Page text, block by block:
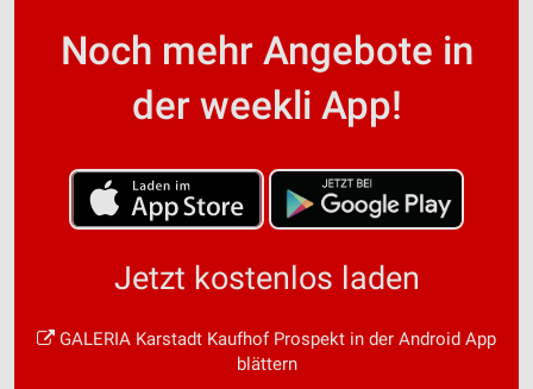
Noch mehr Angebote in
der weekli App!
Jetzt kostenlos laden
GALERIA Karstadt Kaufhof Prospekt in der Android App
blättern